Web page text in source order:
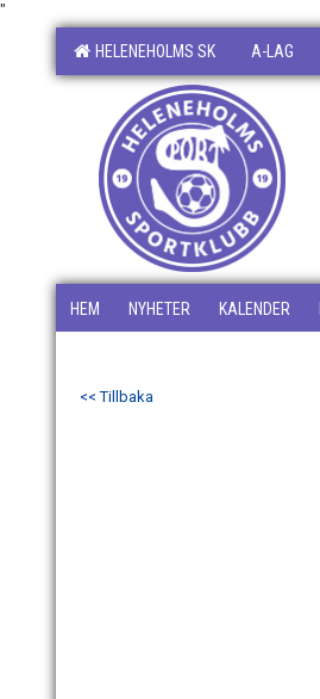
"
HELENEHOLMS SK A-LAG
HEM NYHETER KALENDER
<< Tillbaka